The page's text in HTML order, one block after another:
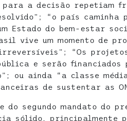
a decisão repetiam
“o país caminha
Estado do bem-estar
vive um momento de
“Os
e serão financiados
ou ainda “a classe
de sustentar as
do segundo mandato do
sólido, principalmente